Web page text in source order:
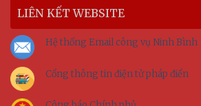
LIÊN KẾT WEBSITE
Hệ thống Email công vụ Ninh Bình
Cổng thông tin điện tử pháp điển